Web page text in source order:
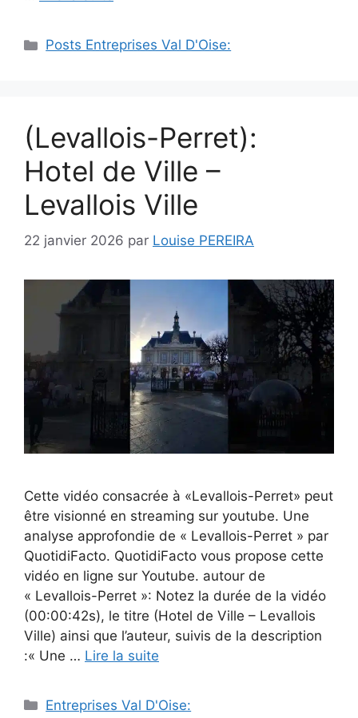
Catégories
Posts Entreprises Val D'Oise:
(Levallois-Perret):
Hotel de Ville –
Levallois Ville
22 janvier 2026 par Louise PEREIRA
Cette vidéo consacrée à «Levallois-Perret» peut
être visionné en streaming sur youtube. Une
analyse approfondie de « Levallois-Perret » par
QuotidiFacto. QuotidiFacto vous propose cette
vidéo en ligne sur Youtube. autour de
« Levallois-Perret »: Notez la durée de la vidéo
(00:00:42s), le titre (Hotel de Ville – Levallois
Ville) ainsi que l’auteur, suivis de la description
:« Une … Lire la suite
Catégories
Entreprises Val D'Oise: